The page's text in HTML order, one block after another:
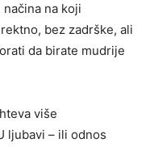
na koji
bez zadrške, ali
da birate mudrije
više
ljubavi – ili odnos